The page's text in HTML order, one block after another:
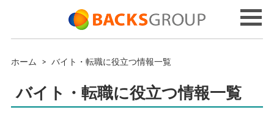
ホーム > バイト・転職に役立つ情報一覧
バイト・転職に役立つ情報一覧